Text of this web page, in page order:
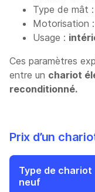
Type de mât :
Motorisation :
Usage :
Ces paramètres
entre un chariot
reconditionné.
Prix d’un
Type de chariot
neuf